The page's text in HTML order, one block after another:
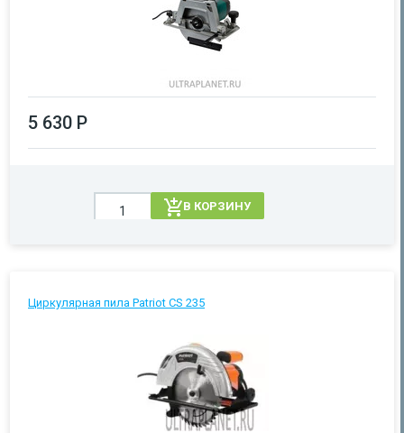
5 630 Р
В КОРЗИНУ
Циркулярная пила Patriot CS 235